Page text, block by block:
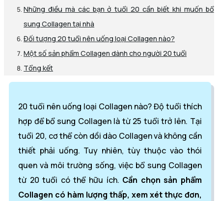
Những điều mà các bạn ở tuổi 20 cần biết khi muốn bổ
sung Collagen tại nhà
Đối tượng 20 tuổi nên uống loại Collagen nào?
Một số sản phẩm Collagen dành cho người 20 tuổi
Tổng kết
20 tuổi nên uống loại Collagen nào? Độ tuổi thích
hợp để bổ sung Collagen là từ 25 tuổi trở lên. Tại
tuổi 20, cơ thể còn dồi dào Collagen và không cần
thiết phải uống. Tuy nhiên, tùy thuộc vào thói
quen và môi trường sống, việc bổ sung Collagen
từ 20 tuổi có thể hữu ích. Cần chọn sản phẩm
Collagen có hàm lượng thấp, xem xét thực đơn,